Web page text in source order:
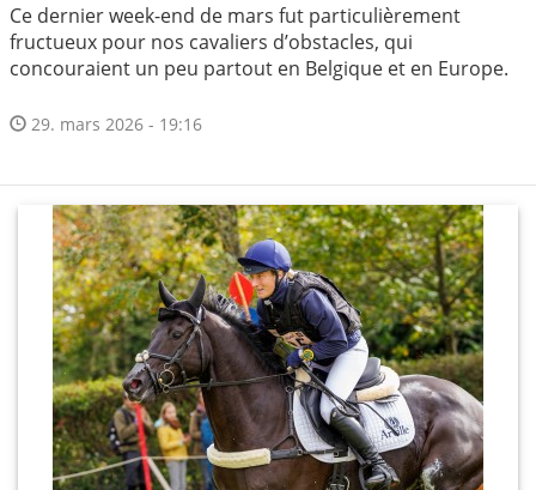
Ce dernier week-end de mars fut particulièrement
fructueux pour nos cavaliers d’obstacles, qui
concouraient un peu partout en Belgique et en Europe.
29. mars 2026 - 19:16